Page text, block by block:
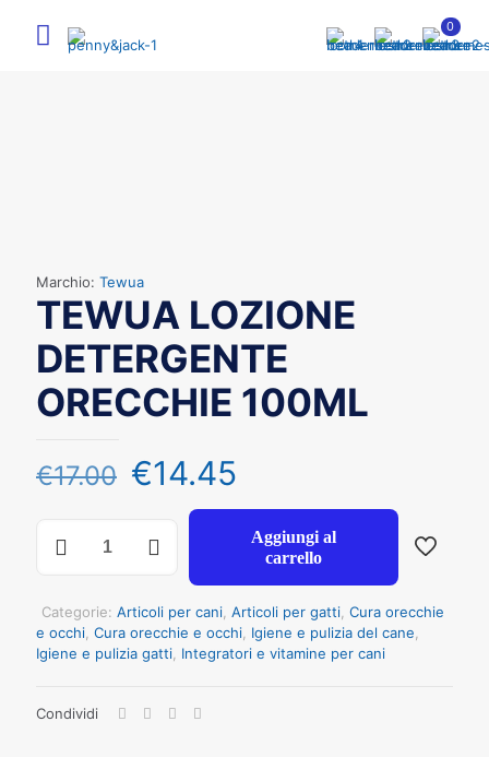
0
Marchio: Tewua
TEWUA LOZIONE
DETERGENTE
ORECCHIE 100ML
€17.00 €14.45
100ML
quantità
Aggiungi al
carrello
Categorie: Articoli per cani Articoli per gatti Cura orecchie
e occhi Cura orecchie e occhi Igiene e pulizia del cane
Igiene e pulizia gatti Integratori e vitamine per cani
Condividi